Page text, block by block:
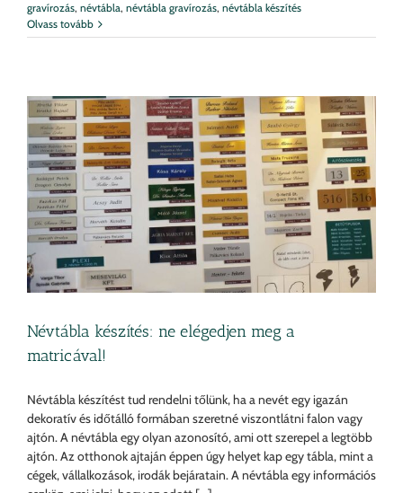
gravírozás, névtábla, névtábla gravírozás, névtábla készítés
Olvass tovább
Névtábla készítés: ne elégedjen meg a
matricával!
Névtábla készítést tud rendelni tőlünk, ha a nevét egy igazán
dekoratív és időtálló formában szeretné viszontlátni falon vagy
ajtón. A névtábla egy olyan azonosító, ami ott szerepel a legtöbb
ajtón. Az otthonok ajtaján éppen úgy helyet kap egy tábla, mint a
cégek, vállalkozások, irodák bejáratain. A névtábla egy információs